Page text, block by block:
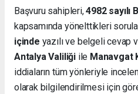
Başvuru sahipleri,4982 sayılı
kapsamında yönelttikleri
içinde yazılı ve belgeli cevap
Antalya Valiliğiile Manavgat
iddiaların tüm yönleriyle
olarak bilgilendirilmesi için